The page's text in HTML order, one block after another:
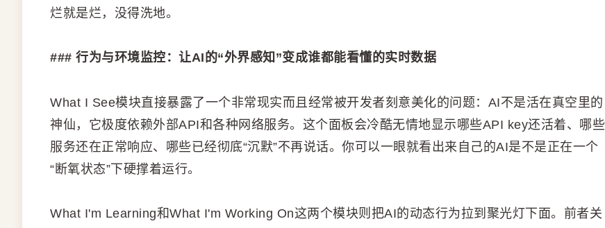
烂就是烂，没得洗地。
### 行为与环境监控：让AI的“外界感知”变成谁都能看懂的实时数据
What I See模块直接暴露了一个非常现实而且经常被开发者刻意美化的问题：AI不是活在真空里的
神仙，它极度依赖外部API和各种网络服务。这个面板会冷酷无情地显示哪些API key还活着、哪些
服务还在正常响应、哪些已经彻底“沉默”不再说话。你可以一眼就看出来自己的AI是不是正在一个
“断氧状态”下硬撑着运行。
What I'm Learning和What I'm Working On这两个模块则把AI的动态行为拉到聚光灯下面。前者关